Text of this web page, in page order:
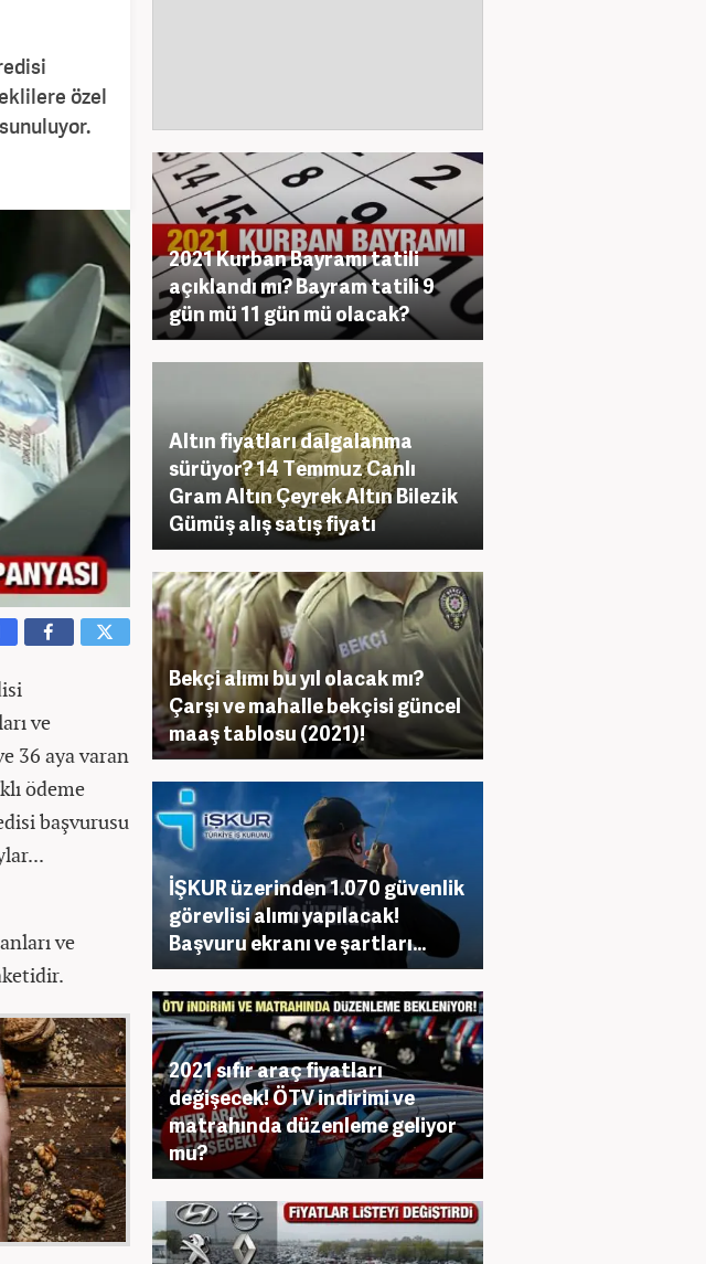
özel
ve
36 aya varan
ödeme
başvurusu
ve
2021 Kurban Bayramı tatili
açıklandı mı? Bayram tatili 9
gün mü 11 gün mü olacak?
Altın fiyatları dalgalanma
sürüyor? 14 Temmuz Canlı
Gram Altın Çeyrek Altın Bilezik
Gümüş alış satış fiyatı
Bekçi alımı bu yıl olacak mı?
Çarşı ve mahalle bekçisi güncel
maaş tablosu (2021)!
İŞKUR üzerinden 1.070 güvenlik
görevlisi alımı yapılacak!
Başvuru ekranı ve şartları...
2021 sıfır araç fiyatları
değişecek! ÖTV indirimi ve
matrahında düzenleme geliyor
mu?